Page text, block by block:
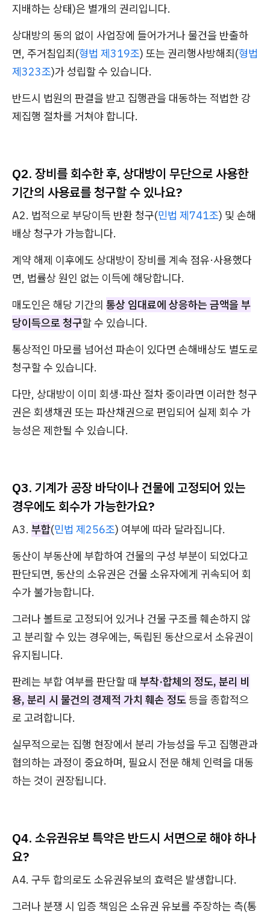
지배하는 상태)은 별개의 권리입니다.
상대방의 동의 없이 사업장에 들어가거나 물건을 반출하
면, 주거침입죄(형법 제319조) 또는 권리행사방해죄(형법
제323조)가 성립할 수 있습니다.
반드시 법원의 판결을 받고 집행관을 대동하는 적법한 강
제집행 절차를 거쳐야 합니다.
Q2. 장비를 회수한 후, 상대방이 무단으로 사용한
기간의 사용료를 청구할 수 있나요?
A2. 법적으로 부당이득 반환 청구(민법 제741조) 및 손해
배상 청구가 가능합니다.
계약 해제 이후에도 상대방이 장비를 계속 점유·사용했다
면, 법률상 원인 없는 이득에 해당합니다.
매도인은 해당 기간의 통상 임대료에 상응하는 금액을 부
당이득으로 청구할 수 있습니다.
통상적인 마모를 넘어선 파손이 있다면 손해배상도 별도로
청구할 수 있습니다.
다만, 상대방이 이미 회생·파산 절차 중이라면 이러한 청구
권은 회생채권 또는 파산채권으로 편입되어 실제 회수 가
능성은 제한될 수 있습니다.
Q3. 기계가 공장 바닥이나 건물에 고정되어 있는
경우에도 회수가 가능한가요?
A3. 부합(민법 제256조) 여부에 따라 달라집니다.
동산이 부동산에 부합하여 건물의 구성 부분이 되었다고
판단되면, 동산의 소유권은 건물 소유자에게 귀속되어 회
수가 불가능합니다.
그러나 볼트로 고정되어 있거나 건물 구조를 훼손하지 않
고 분리할 수 있는 경우에는, 독립된 동산으로서 소유권이
유지됩니다.
판례는 부합 여부를 판단할 때 부착·합체의 정도, 분리 비
용, 분리 시 물건의 경제적 가치 훼손 정도등을 종합적으
로 고려합니다.
실무적으로는 집행 현장에서 분리 가능성을 두고 집행관과
협의하는 과정이 중요하며, 필요시 전문 해체 인력을 대동
하는 것이 권장됩니다.
Q4. 소유권유보 특약은 반드시 서면으로 해야 하나
요?
A4. 구두 합의로도 소유권유보의 효력은 발생합니다.
그러나 분쟁 시 입증 책임은 소유권 유보를 주장하는 측(통